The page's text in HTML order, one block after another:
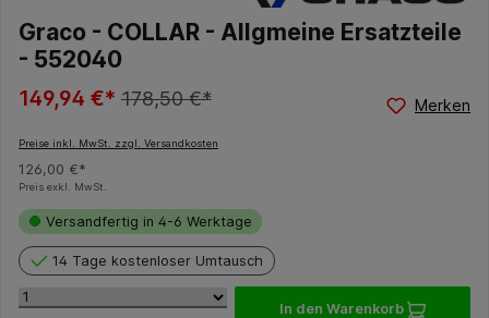
Graco - COLLAR - Allgmeine Ersatzteile
- 552040
149,94 €* 178,50 €* Merken
Preise inkl. MwSt. zzgl. Versandkosten
126,00 €*
Preis exkl. MwSt.
Versandfertig in 4-6 Werktage
14 Tage kostenloser Umtausch
In den Warenkorb